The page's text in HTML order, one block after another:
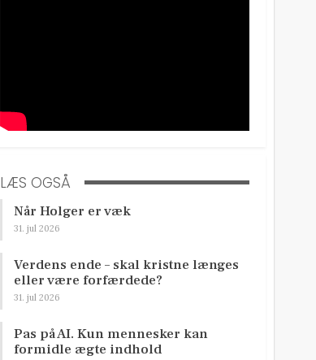
LÆS OGSÅ
Når Holger er væk
31. jul 2026
Verdens ende – skal kristne længes
eller være forfærdede?
31. jul 2026
Pas på AI. Kun mennesker kan
formidle ægte indhold